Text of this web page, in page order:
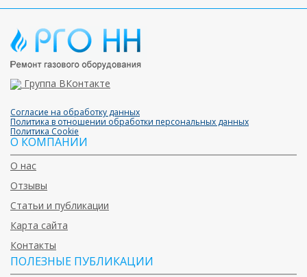
Группа ВКонтакте
Согласие на обработку данных
Политика в отношении обработки персональных данных
Политика Cookie
О КОМПАНИИ
О нас
Отзывы
Статьи и публикации
Карта сайта
Контакты
ПОЛЕЗНЫЕ ПУБЛИКАЦИИ